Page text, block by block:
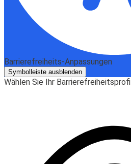
Barrierefreiheits-Anpassungen
Symbolleiste ausblenden
Wählen Sie Ihr Barrierefreiheitsprofil